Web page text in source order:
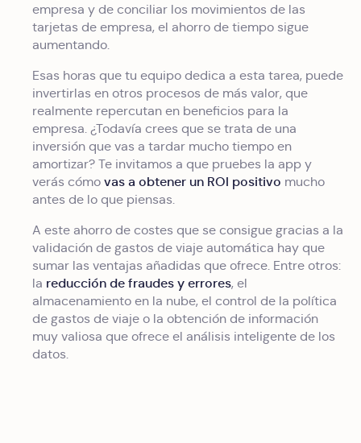
empresa y de conciliar los movimientos de las
tarjetas de empresa, el ahorro de tiempo sigue
aumentando.
Esas horas que tu equipo dedica a esta tarea, puede
invertirlas en otros procesos de más valor, que
realmente repercutan en beneficios para la
empresa. ¿Todavía crees que se trata de una
inversión que vas a tardar mucho tiempo en
amortizar? Te invitamos a que pruebes la app y
verás cómo vas a obtener un ROI positivo mucho
antes de lo que piensas.
A este ahorro de costes que se consigue gracias a la
validación de gastos de viaje automática hay que
sumar las ventajas añadidas que ofrece. Entre otros:
la reducción de fraudes y errores, el
almacenamiento en la nube, el control de la política
de gastos de viaje o la obtención de información
muy valiosa que ofrece el análisis inteligente de los
datos.